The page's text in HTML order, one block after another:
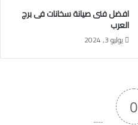
افضل فنى صيانة سخانات فى برج
العرب
يوليو 3, 2024
0